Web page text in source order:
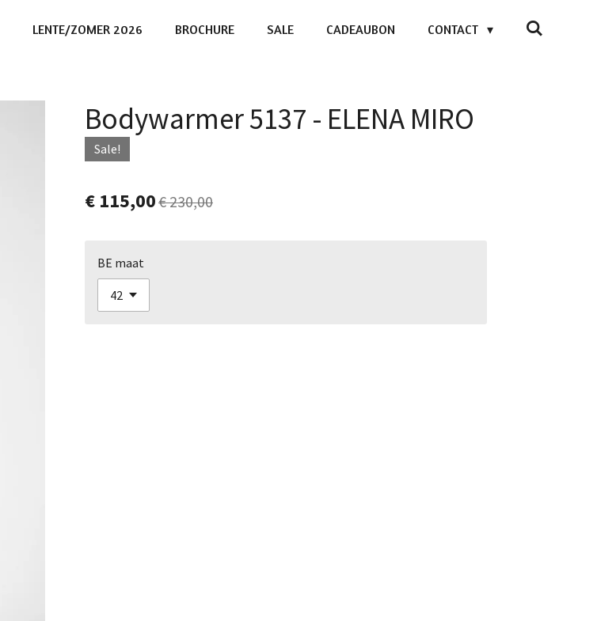
LENTE/ZOMER 2026 BROCHURE SALE CADEAUBON CONTACT
Bodywarmer 5137 - ELENA MIRO
Sale!
€ 115,00€ 230,00
BE maat